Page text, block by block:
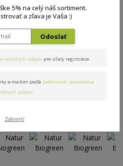
Menu
5% na celý náš sortiment.
a zľava je Vaša :)
Odoslať
osobných údajov pre účely registrácie.
e-mailom podľa podmienok spracovania
údajov.
Zatvoriť